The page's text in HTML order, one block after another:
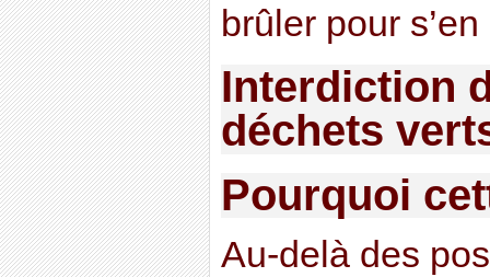
brûler pour
Interdiction
déchets
Pourquoi
Au-delà des